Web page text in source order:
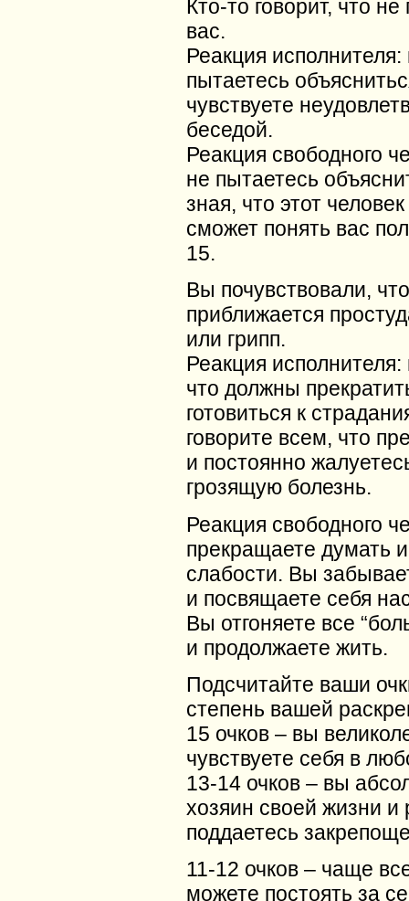
Кто-то говорит, что
вас.
Реакция
пытаетесь
чувствуете
беседой.
Реакция свободного
не пытаетесь
зная, что этот
сможет понять вас
15.
Вы почувствовали, что
приближается
или грипп.
Реакция
что должны
готовиться к
говорите всем, что
и постоянно
грозящую болезнь.
Реакция свободного
прекращаете думать
слабости. Вы
и посвящаете себя
Вы отгоняете все
и продолжаете жить.
Подсчитайте ваши
степень вашей
15 очков – вы
чувствуете себя в
13-14 очков – вы
хозяин своей жизни и
поддаетесь
11-12 очков – чаще
можете постоять за